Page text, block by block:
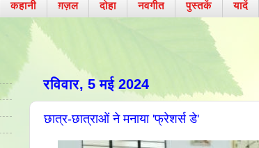
कहानी ग़ज़ल दोहा नवगीत पुस्तकें यादें
रविवार, 5 मई 2024
छात्र-छात्राओं ने मनाया 'फ्रेशर्स डे'